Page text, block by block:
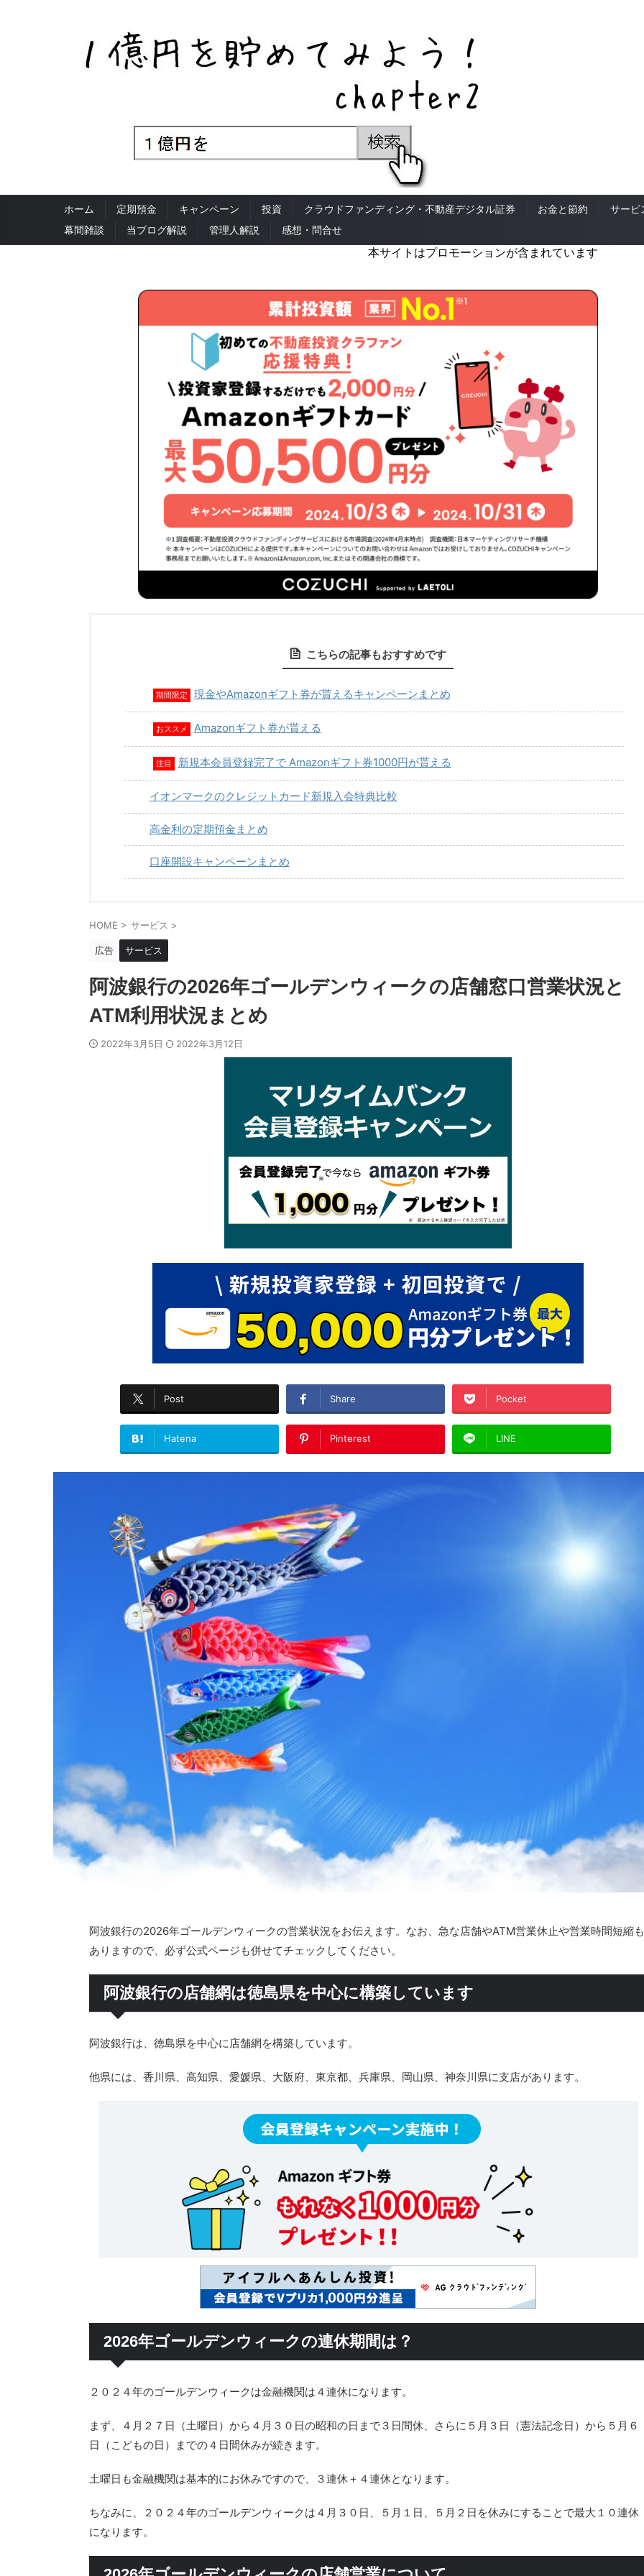
ホーム 定期預金 キャンペーン 投資 クラウドファンディング・不動産デジタル証券 お金と節約
サービ
幕間雑談
当ブログ解説 管理人解説 感想・問合せ
本サイトはプロモーションが含まれています
こちらの記事もおすすめです
期間限定 現金やAmazonギフト券が貰えるキャンペーンまとめ
おススメ Amazonギフト券が貰える
注目 新規本会員登録完了で Amazonギフト券1000円が貰える
イオンマークのクレジットカード新規入会特典比較
高金利の定期預金まとめ
口座開設キャンペーンまとめ
HOME > サービス >
広告 サービス
阿波銀行の2026年ゴールデンウィークの店舗窓口営業状況と
ATM利用状況まとめ
2022年3月5日 2022年3月12日
Post Share Pocket
Hatena Pinterest LINE
阿波銀行の2026年ゴールデンウィークの営業状況をお伝えます。なお、急な店舗やATM営業休止や営業時間短縮も
ありますので、必ず公式ページも併せてチェックしてください。
阿波銀行の店舗網は徳島県を中心に構築しています
阿波銀行は、徳島県を中心に店舗網を構築しています。
他県には、香川県、高知県、愛媛県、大阪府、東京都、兵庫県、岡山県、神奈川県に支店があります。
2026年ゴールデンウィークの連休期間は？
２０２４年のゴールデンウィークは金融機関は４連休になります。
まず、４月２７日（土曜日）から４月３０日の昭和の日まで３日間休、さらに５月３日（憲法記念日）から５月６
日（こどもの日）までの４日間休みが続きます。
土曜日も金融機関は基本的にお休みですので、３連休＋４連休となります。
ちなみに、２０２４年のゴールデンウィークは４月３０日、５月１日、５月２日を休みにすることで最大１０連休
になります。